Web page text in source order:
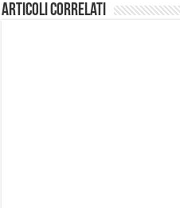
Articoli Correlati